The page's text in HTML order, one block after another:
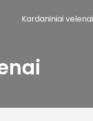
Kardaniniai velenai